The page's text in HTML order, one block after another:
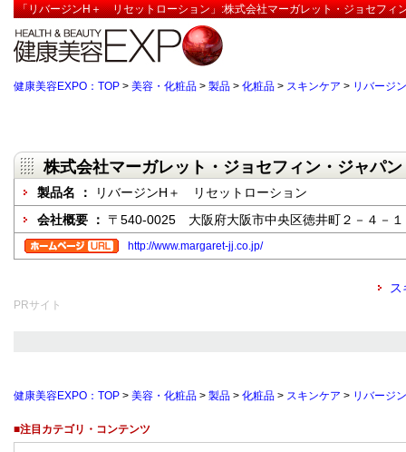
「リバージンH＋ リセットローション」:株式会社マーガレット・ジョセフィ
健康美容EXPO：TOP > 美容・化粧品 > 製品 > 化粧品 > スキンケア > リバージ
株式会社マーガレット・ジョセフィン・ジャパン
製品名 ：
リバージンH＋ リセットローション
会社概要 ： 〒540-0025 大阪府大阪市中央区徳井町２－４－
http://www.margaret-jj.co.jp/
PRサイト
健康美容EXPO：TOP > 美容・化粧品 > 製品 > 化粧品 > スキンケア > リバージ
■注目カテゴリ・コンテンツ